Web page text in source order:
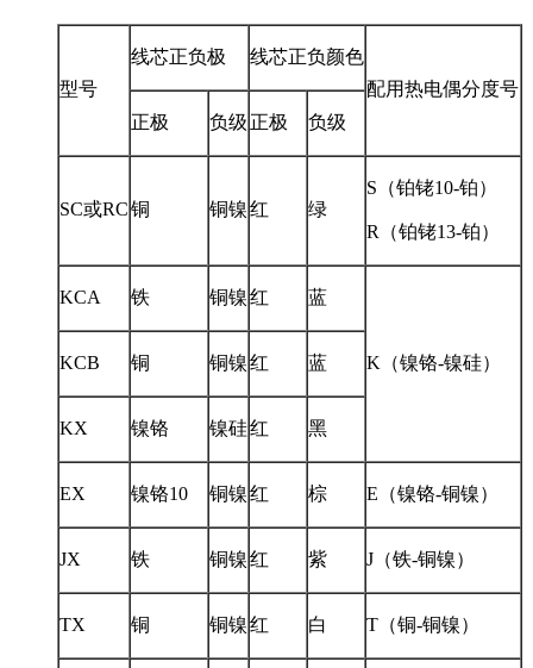
型号
线芯正负极
线芯正负颜色
配用热电偶分度号
正极
负级 正极 负级
SC或RC铜 铜镍红 绿
S（铂铑10-铂）
R（铂铑13-铂）
KCA 铁 铜镍红 蓝
K（镍铬-镍硅）
KCB 铜 铜镍红 蓝
KX 镍铬 镍硅红 黑
EX 镍铬10 铜镍红 棕 E（镍铬-铜镍）
JX 铁 铜镍红 紫 J（铁-铜镍）
TX 铜 铜镍红 白 T（铜-铜镍）